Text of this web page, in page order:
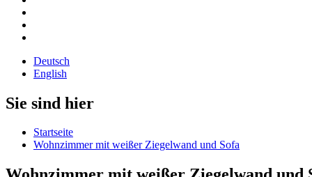
Deutsch
English
Sie sind hier
Startseite
Wohnzimmer mit weißer Ziegelwand und Sofa